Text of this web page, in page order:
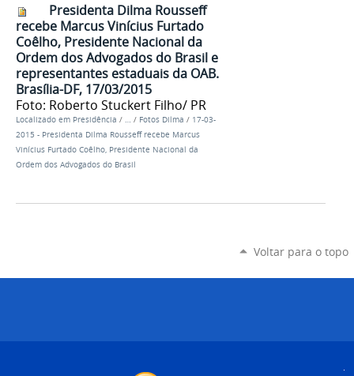
Presidenta Dilma Rousseff
recebe Marcus Vinícius Furtado
Coêlho, Presidente Nacional da
Ordem dos Advogados do Brasil e
representantes estaduais da OAB.
Brasília-DF, 17/03/2015
Foto: Roberto Stuckert Filho/ PR
Localizado em Presidência / … / Fotos Dilma / 17-03-
2015 - Presidenta Dilma Rousseff recebe Marcus
Vinícius Furtado Coêlho, Presidente Nacional da
Ordem dos Advogados do Brasil
Voltar para o topo